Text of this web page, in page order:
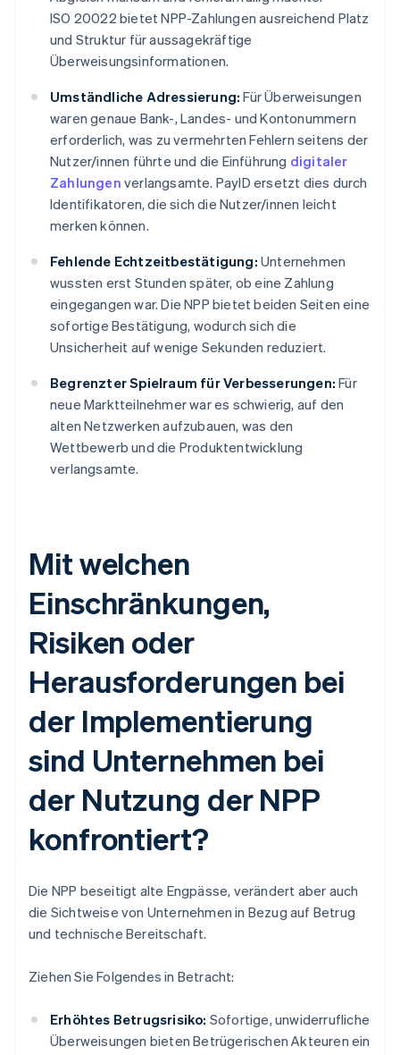
ISO 20022 bietet NPP-Zahlungen ausreichend Platz
und Struktur für aussagekräftige
Überweisungsinformationen.
Umständliche Adressierung: Für Überweisungen
waren genaue Bank-, Landes- und Kontonummern
erforderlich, was zu vermehrten Fehlern seitens der
Nutzer/innen führte und die Einführung digitaler
Zahlungen verlangsamte. PayID ersetzt dies durch
Identifikatoren, die sich die Nutzer/innen leicht
merken können.
Fehlende Echtzeitbestätigung: Unternehmen
wussten erst Stunden später, ob eine Zahlung
eingegangen war. Die NPP bietet beiden Seiten eine
sofortige Bestätigung, wodurch sich die
Unsicherheit auf wenige Sekunden reduziert.
Begrenzter Spielraum für Verbesserungen: Für
neue Marktteilnehmer war es schwierig, auf den
alten Netzwerken aufzubauen, was den
Wettbewerb und die Produktentwicklung
verlangsamte.
Mit welchen
Einschränkungen,
Risiken oder
Herausforderungen bei
der Implementierung
sind Unternehmen bei
der Nutzung der NPP
konfrontiert?
Die NPP beseitigt alte Engpässe, verändert aber auch
die Sichtweise von Unternehmen in Bezug auf Betrug
und technische Bereitschaft.
Ziehen Sie Folgendes in Betracht:
Erhöhtes Betrugsrisiko: Sofortige, unwiderrufliche
Überweisungen bieten Betrügerischen Akteuren ein